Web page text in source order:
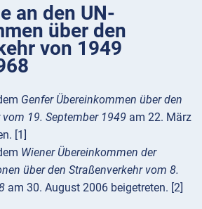
an den UN-
über den
von 1949
Genfer Übereinkommen über den
19. September 1949 am 22. März
[1]
Wiener Übereinkommen der
über den Straßenverkehr vom 8.
am 30. August 2006 beigetreten. [2]